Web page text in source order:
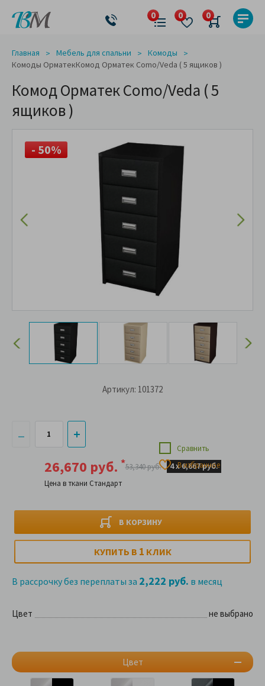
Главная Мебель для спальни
Комоды
Комоды ОрматекКомод Орматек Como/Veda ( 5 ящиков )
Комод Орматек Como/Veda ( 5
ящиков )
- 50%
Артикул: 101372
26,670 руб. *
Цена в ткани Стандарт
53,340 руб. 4 х6,667 руб.
В КОРЗИНУ
Сравнить
В избранное
КУПИТЬ В 1 КЛИК
В рассрочку без переплаты за 2,222 руб. в месяц
Цвет не выбрано
Цвет